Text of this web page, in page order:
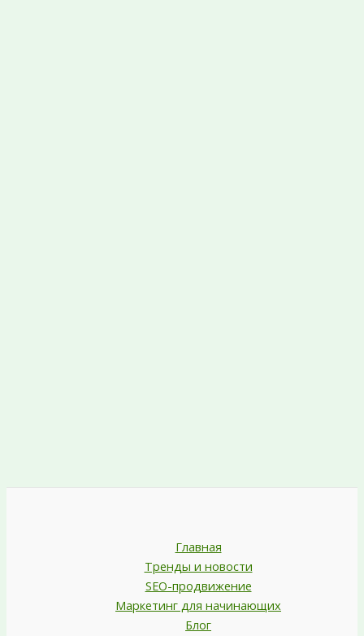
Главная
Тренды и новости
SEO-продвижение
Маркетинг для начинающих
Блог